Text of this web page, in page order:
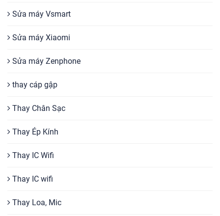
Sửa máy Vsmart
Sửa máy Xiaomi
Sửa máy Zenphone
thay cáp gập
Thay Chân Sạc
Thay Ép Kính
Thay IC Wifi
Thay IC wifi
Thay Loa, Mic